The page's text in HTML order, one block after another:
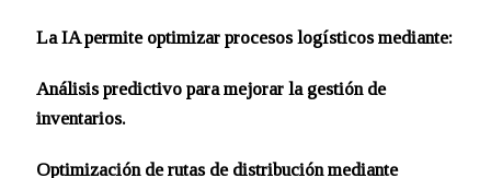
La IA permite optimizar procesos logísticos mediante:
Análisis predictivo para mejorar la gestión de
inventarios.
Optimización de rutas de distribución mediante